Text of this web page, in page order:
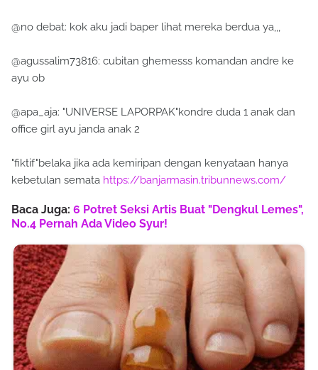
@no debat: kok aku jadi baper lihat mereka berdua ya,,,
@agussalim73816: cubitan ghemesss komandan andre ke
ayu ob
@apa_aja: "UNIVERSE LAPORPAK"kondre duda 1 anak dan
office girl ayu janda anak 2
"fiktif"belaka jika ada kemiripan dengan kenyataan hanya
kebetulan semata https://banjarmasin.tribunnews.com/
Baca Juga: 6 Potret Seksi Artis Buat "Dengkul Lemes",
No.4 Pernah Ada Video Syur!